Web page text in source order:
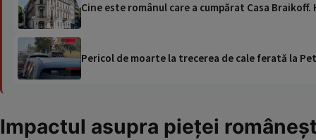
Cine este românul care a cumpărat Casa
Pericol de moarte la trecerea de cale ferată la
Impactul asupra pieței